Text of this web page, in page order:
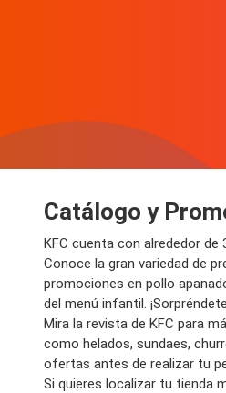
Catálogo y
KFC cuenta con alrededor de
Conoce la gran variedad de
promociones en pollo
del menú infantil.
Mira la revista de KFC para
como helados, sundaes,
ofertas antes de realizar tu
Si quieres localizar tu tienda